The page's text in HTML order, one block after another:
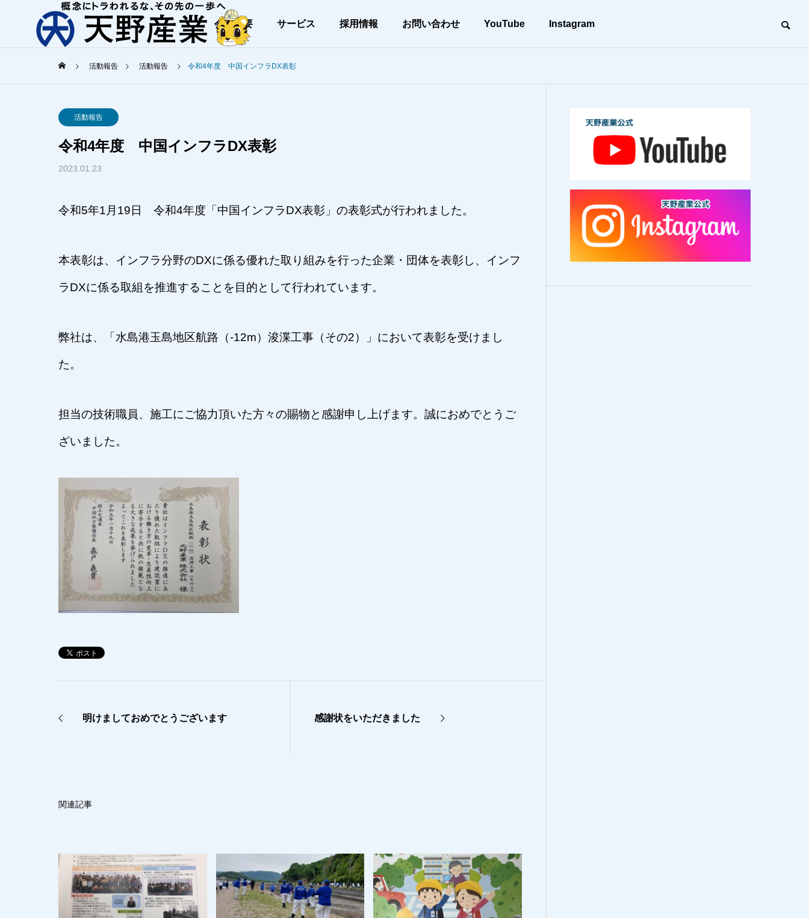
会社概要 サービス 採用情報 お問い合わせ YouTube Instagram
COMPANY
沿革
オフィスツアー 当社の取り組み BC（事業継続）活動
BC
SERVICE
環境に優しく、高品質な施工 環境配慮と確かな施工を実現
建築工事
未来の形を創る、建築のプロフェッ
活動報告 活動報告 令和4年度 中国インフラDX表彰
活動報告
令和4年度 中国インフラDX表彰
2023.01.23
令和5年1月19日 令和4年度「中国インフラDX表彰」の表彰式が行われました。
本表彰は、インフラ分野のDXに係る優れた取り組みを行った企業・団体を表彰し、インフ
ラDXに係る取組を推進することを目的として行われています。
弊社は、「水島港玉島地区航路（-12m）浚渫工事（その2）」において表彰を受けまし
た。
担当の技術職員、施工にご協力頂いた方々の賜物と感謝申し上げます。誠におめでとうご
ざいました。
明けましておめでとうございます 感謝状をいただきました
関連記事